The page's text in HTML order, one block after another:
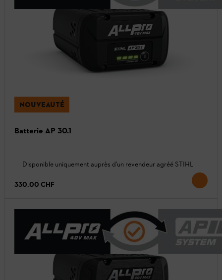
NOUVEAUTÉ
Batterie AP 30.1
Disponible uniquement auprès d'un revendeur agréé STIHL
330.00 CHF